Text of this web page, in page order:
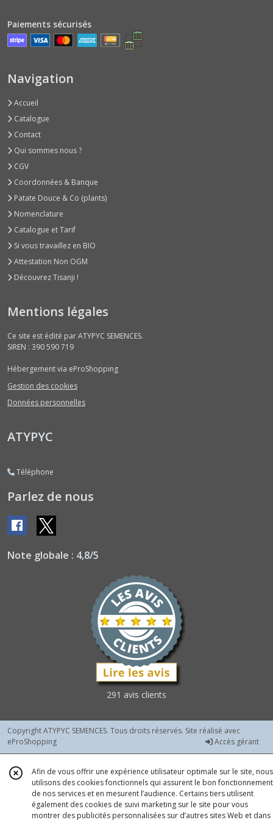
Aneths
(3)
Arroches
(1)
(1)
Autres
Arômes
(2)
Basilics
Classiques
(6)
Jeunes
Pousses
Bleuet
(1)
Bourraches
Capucines
(2)
Céleris
(2)
Paiements sécurisés
Navigation
Accueil
Catalogue
Contact
Qui sommes nous ?
CGV
Coordonnées & Banque
Patate Douce & Co (plants)
Nomenclature
Catalogue et Tarif
Si vous travaillez en BIO
Attestation Non OGM
Découvrez Tisanji !
Mentions légales
Ce site est édité par ATYPYC SEMENCES.
SIREN : 390 590 719
Hébergement via eProShopping
Gestion des cookies
Données personnelles
ATYPYC
Téléphone
Parlez de nous
Note globale : 4,8/5
291 avis clients
Copyright ATYPYC SEMENCES. Tous droits réservés. Site réalisé avec
eProShopping
Accès gérant
Afin de vous offrir une expérience utilisateur optimale sur le site, nous
utilisons des cookies fonctionnels qui assurent le bon fonctionnement
de nos services et en mesurent l’audience. Certains tiers utilisent
également des cookies de suivi marketing sur le site pour vous
montrer des publicités personnalisées sur d’autres sites Web et dans